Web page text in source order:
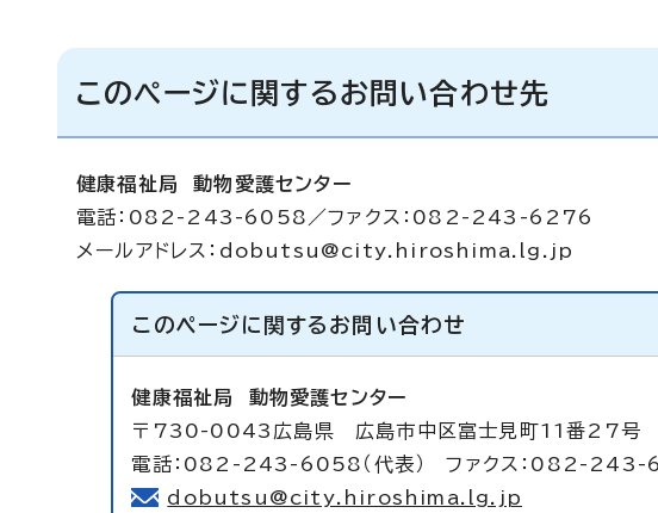
このページに関するお問い合わせ先
健康福祉局 動物愛護センター
電話：082-243-6058／ファクス：082-243-6276
メールアドレス： dobutsu@city.hiroshima.lg.jp
このページに関する お問い合わせ
健康福祉局 動物愛護センター
〒730-0043広島県 広島市中区富士見町11番27号
電話：082-243-6058（代表） ファクス：082-
dobutsu@city.hiroshima.lg.jp